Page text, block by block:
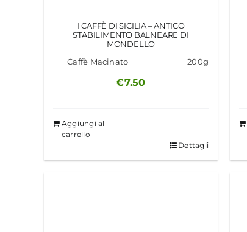
I CAFFÈ DI SICILIA – ANTICO
STABILIMENTO BALNEARE DI
MONDELLO
Caffè Macinato
200g
€7.50
Aggiungi al
carrello
Dettagli